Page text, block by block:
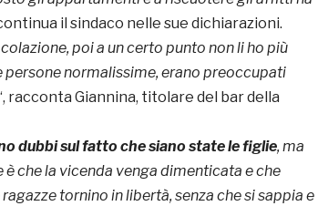
il sindaco nelle sue dichiarazioni.
poi a un certo punto non li ho più
persone normalissime, erano preoccupati
racconta Giannina, titolare del bar della
dubbi sul fatto che siano state le figlie, ma
è che la vicenda venga dimenticata e che
tornino in libertà, senza che si sappia e